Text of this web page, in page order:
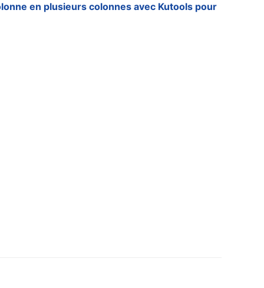
en plusieurs colonnes avec Kutools pour